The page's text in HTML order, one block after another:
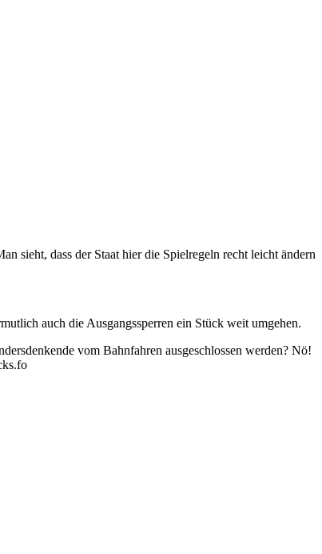
sieht, dass der Staat hier die Spielregeln recht leicht ändern
auch die Ausgangssperren ein Stück weit umgehen.
vom Bahnfahren ausgeschlossen werden? Nö!